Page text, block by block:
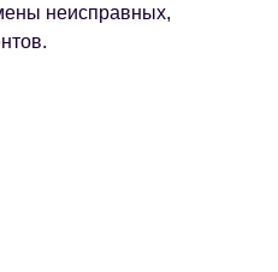
неисправных,